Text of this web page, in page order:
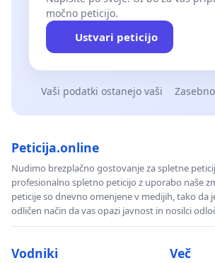
močno peticijo.
Ustvari peticijo
Vaši podatki ostanejo vaši
Peticija.online
Nudimo brezplačno gostovanje za spletne
profesionalno spletno peticijo z uporabo naše
peticije so dnevno omenjene v medijih, tako da
odličen način da vas opazi javnost in nosilci
Vodniki Več